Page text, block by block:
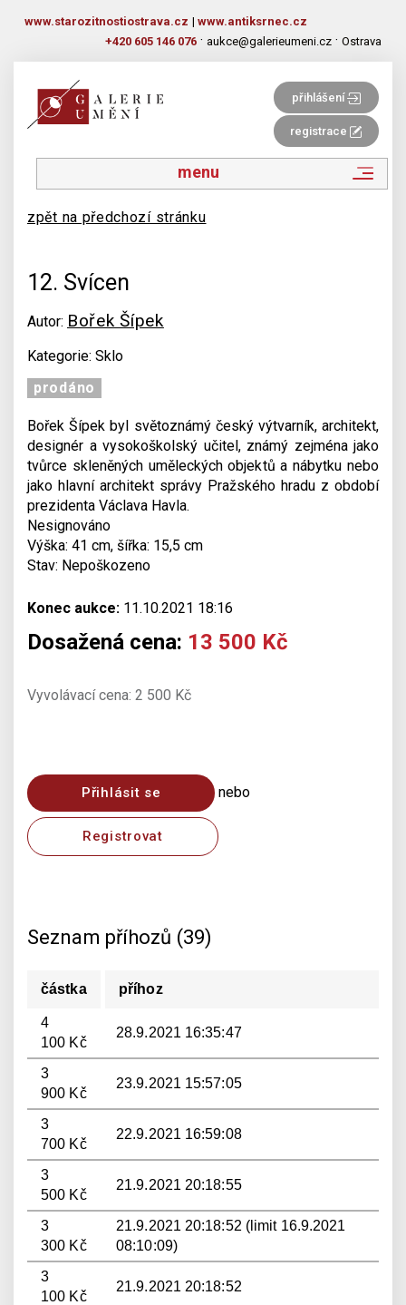
www.starozitnostiostrava.cz | www.antiksrnec.cz
+420 605 146 076 · aukce@galerieumeni.cz · Ostrava
přihlášení
registrace
menu
zpět na předchozí stránku
12. Svícen
Autor: Bořek Šípek
Kategorie: Sklo
prodáno
Bořek Šípek byl světoznámý český výtvarník, architekt,
designér a vysokoškolský učitel, známý zejména jako
tvůrce skleněných uměleckých objektů a nábytku nebo
jako hlavní architekt správy Pražského hradu z období
prezidenta Václava Havla.
Nesignováno
Výška: 41 cm, šířka: 15,5 cm
Stav: Nepoškozeno
Konec aukce: 11.10.2021 18:16
Dosažená cena: 13 500 Kč
Vyvolávací cena: 2 500 Kč
Přihlásit se nebo
Registrovat
Seznam příhozů (39)
částka příhoz
4
100 Kč
28.9.2021 16:35:47
3
900 Kč
23.9.2021 15:57:05
3
700 Kč
22.9.2021 16:59:08
3
500 Kč
21.9.2021 20:18:55
3
300 Kč
21.9.2021 20:18:52 (limit 16.9.2021
08:10:09)
3
100 Kč
21.9.2021 20:18:52